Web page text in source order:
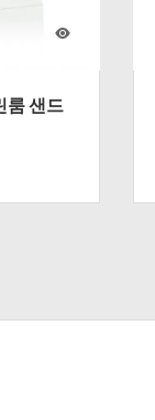
룸 샌드